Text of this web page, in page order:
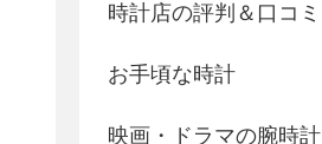
時計店の評判＆口コミ
お手頃な時計
映画・ドラマの腕時計